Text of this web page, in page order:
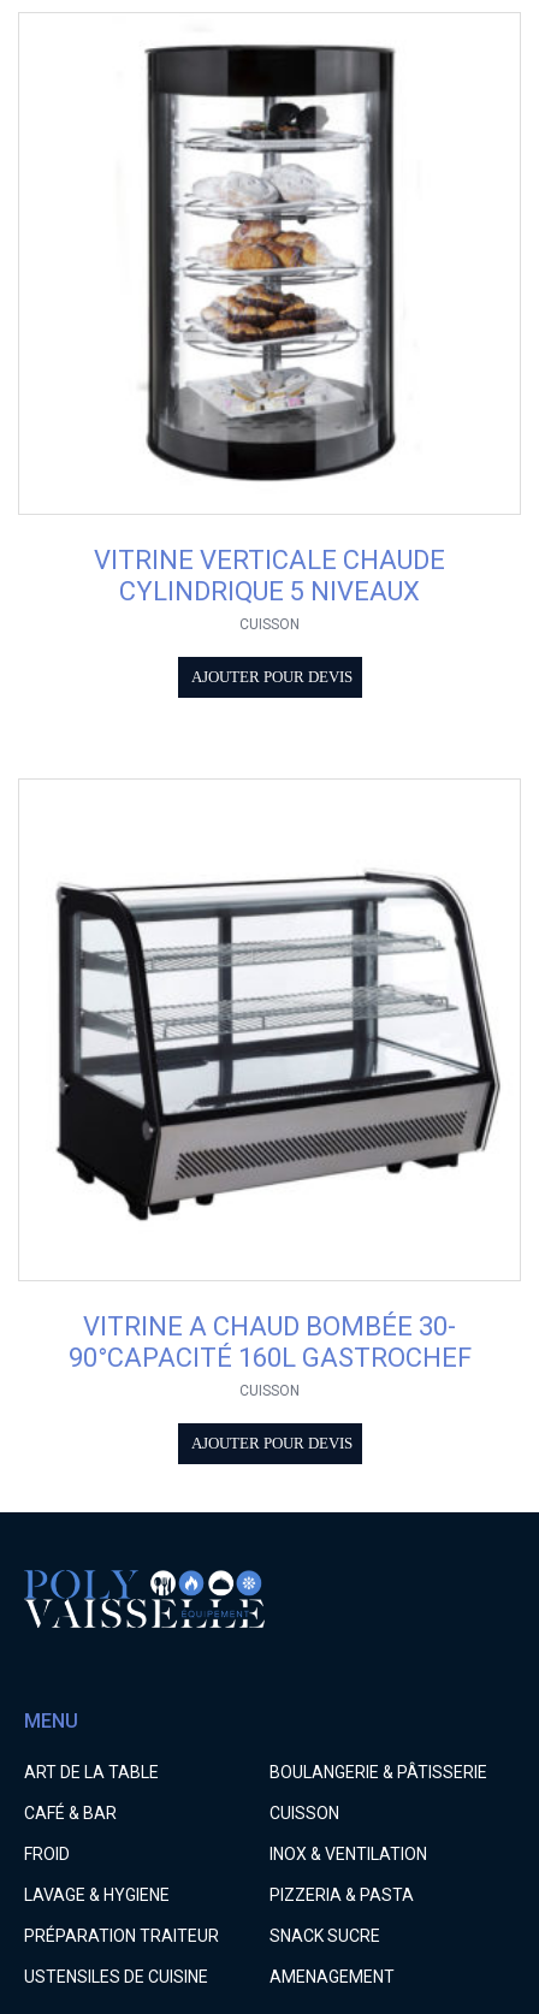
VITRINE VERTICALE CHAUDE
CYLINDRIQUE 5 NIVEAUX
CUISSON
AJOUTER POUR DEVIS
VITRINE A CHAUD BOMBÉE 30-
90°CAPACITÉ 160L GASTROCHEF
CUISSON
AJOUTER POUR DEVIS
MENU
ART DE LA TABLE BOULANGERIE & PÂTISSERIE
CAFÉ & BAR CUISSON
FROID INOX & VENTILATION
LAVAGE & HYGIENE PIZZERIA & PASTA
PRÉPARATION TRAITEUR SNACK SUCRE
USTENSILES DE CUISINE AMENAGEMENT